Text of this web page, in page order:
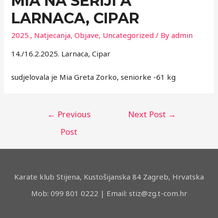
LARNACA, CIPAR
2025., Natjecanja,Objave, Uncategorized / Byadmin
14./16.2.2025. Larnaca, Cipar
sudjelovala je Mia Greta Zorko, seniorke -61 kg
← Previous
Post
Next Post →
Karate klub Stijena, Kustošijanska 84 Zagreb, Hrvatska
Mob: 099 801 0222 | Email: stiz@zg.t-com.hr